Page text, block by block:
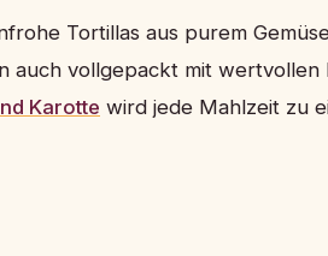
Tortillas aus purem
auch vollgepackt mit wertvollen
Karotte wird jede Mahlzeit zu